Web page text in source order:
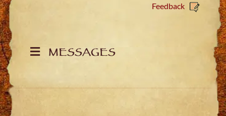
Feedback
MESSAGES